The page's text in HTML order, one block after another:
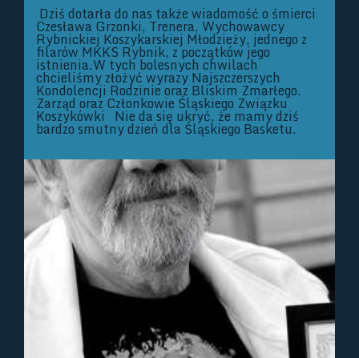
Dziś dotarła do nas także wiadomość o śmierci
Czesława Grzonki, Trenera, Wychowawcy
Rybnickiej Koszykarskiej Młodzieży, jednego z
filarów MKKS Rybnik, z początków jego
istnienia.W tych bolesnych chwilach
chcieliśmy złożyć wyrazy Najszczerszych
Kondolencji Rodzinie oraz Bliskim Zmarłego.
Zarząd oraz Członkowie Śląskiego Związku
Koszykówki Nie da się ukryć, że mamy dziś
bardzo smutny dzień dla Śląskiego Basketu.